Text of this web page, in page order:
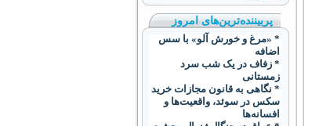
پربیننده‌ترین‌های امروز
* «مرغ و خورش آلو» با سس
اضافه
* زفاف در یک شب سرد
زمستانی
* نگاهی به قانون مجازات خرید
سکس در سوئد، واقعیت‌ها و
افسانه‌ها